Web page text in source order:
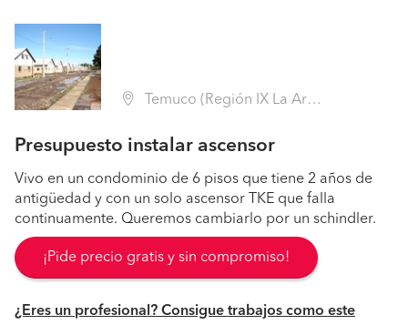
Temuco (Región IX La Araucanía - Cautín)
Presupuesto instalar ascensor
Vivo en un condominio de 6 pisos que tiene 2 años de
antigüedad y con un solo ascensor TKE que falla
continuamente. Queremos cambiarlo por un schindler.
¡Pide precio gratis y sin compromiso!
¿Eres un profesional? Consigue trabajos como este